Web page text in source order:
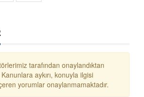
tarafından onaylandıktan
aykırı, konuyla ilgisi
yorumlar onaylanmamaktadır.